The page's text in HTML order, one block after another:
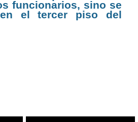
funcionarios, sino se
en el tercer piso del